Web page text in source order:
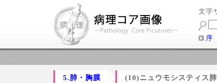
文字
序
5.肺・胸膜 (10)ニュウモシスティス